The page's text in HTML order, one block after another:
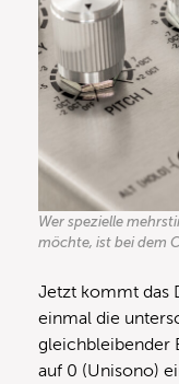
Wer spezielle
möchte, ist bei dem
Jetzt kommt das
einmal die
gleichbleibender
auf 0 (Unisono)